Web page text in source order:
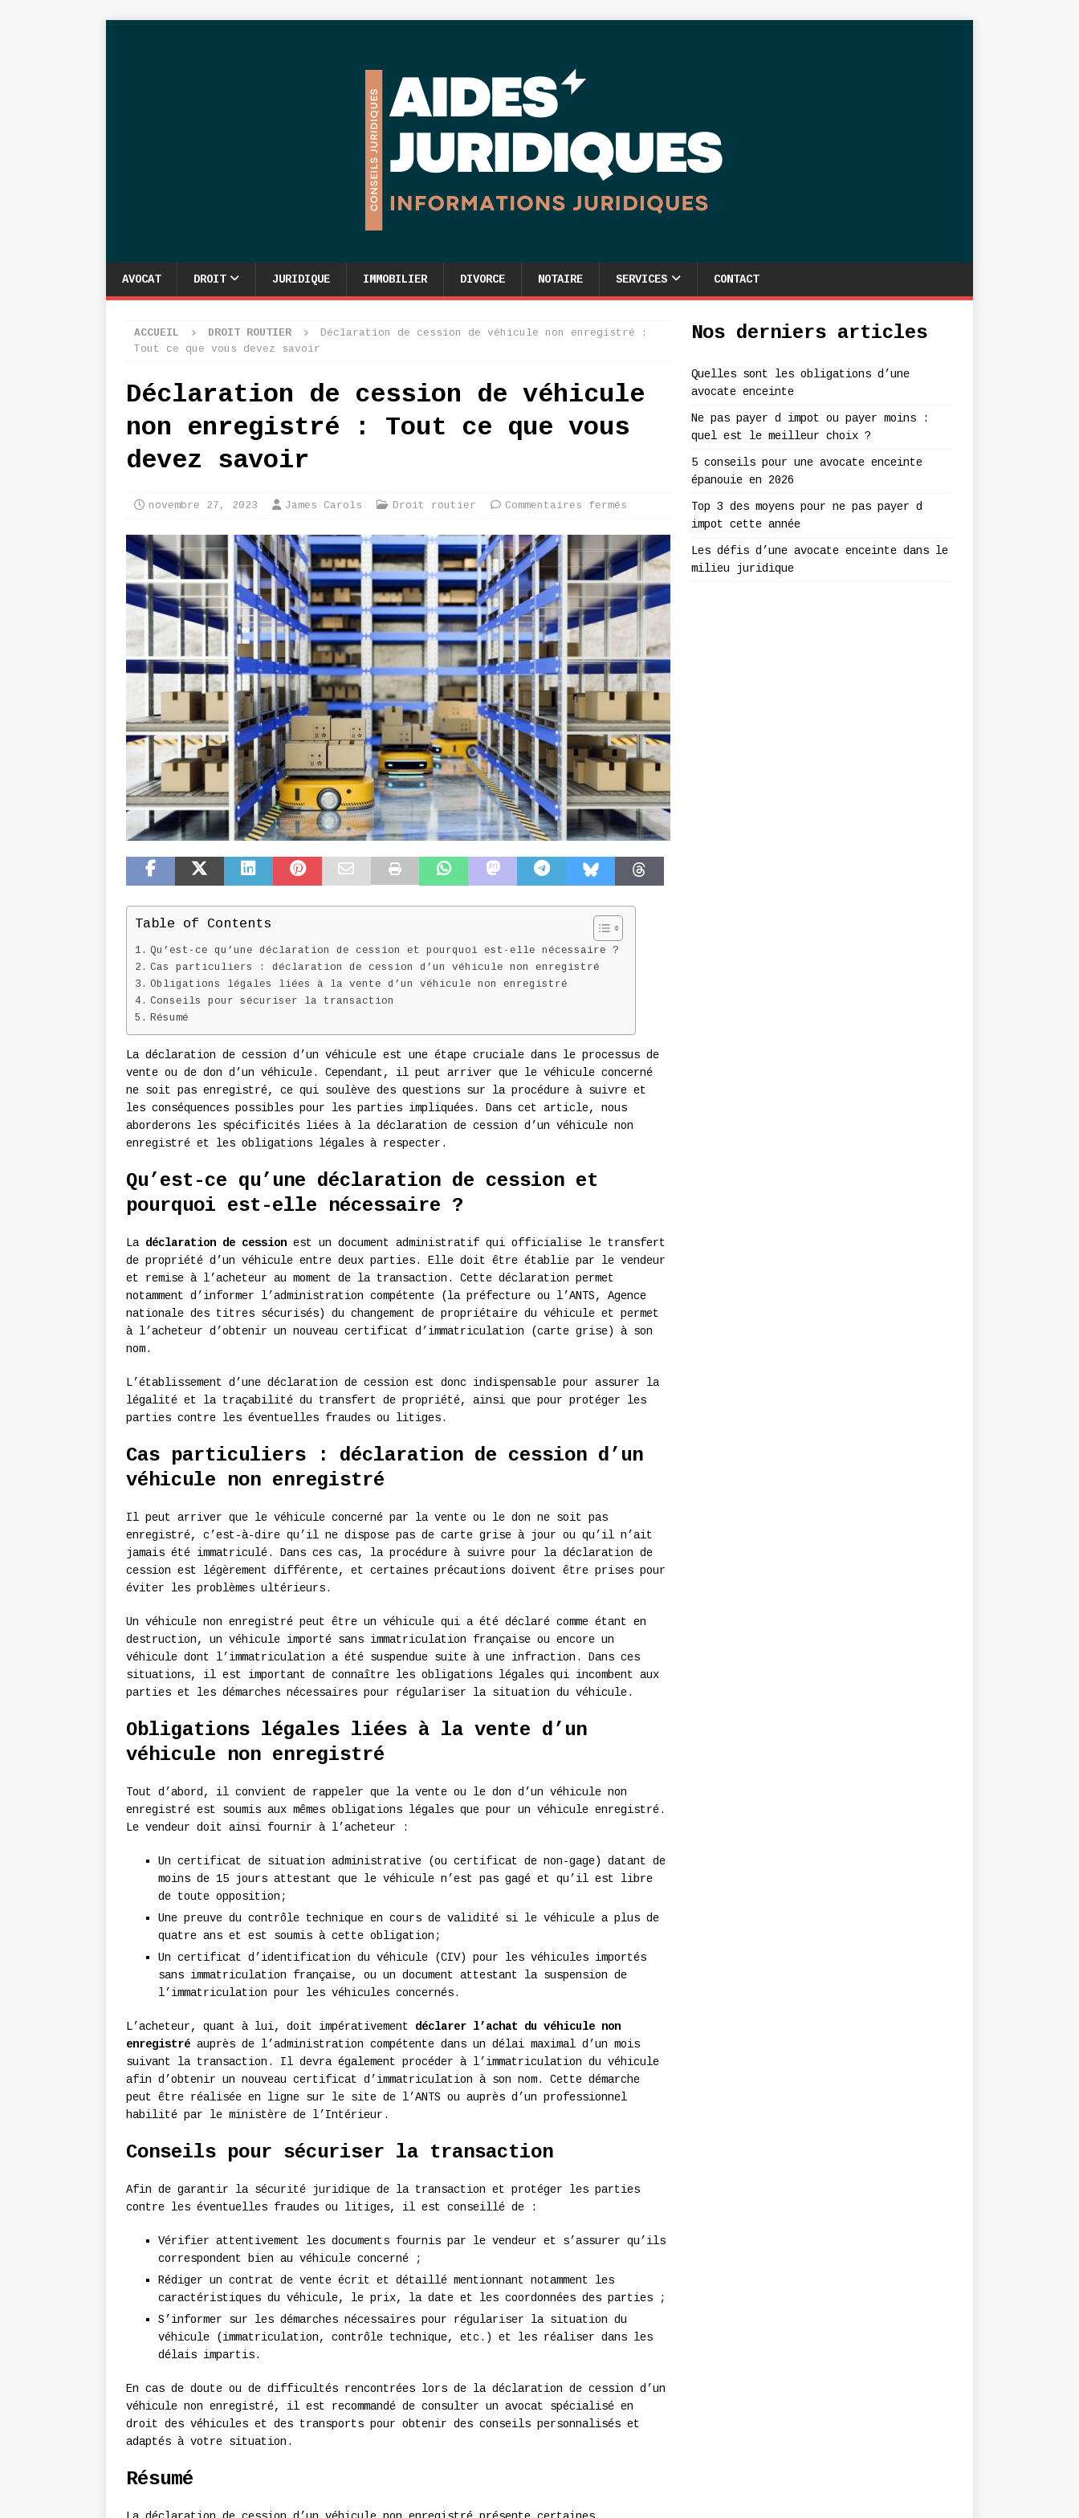
AVOCAT DROIT JURIDIQUE IMMOBILIER DIVORCE NOTAIRE SERVICES CONTACT
ACCUEIL DROIT ROUTIER
Déclaration de cession de véhicule non enregistré :
Tout ce que vous devez savoir
Déclaration de cession de véhicule
non enregistré : Tout ce que vous
devez savoir
novembre 27, 2023 James Carols Droit routier Commentaires fermés
Table of Contents
Qu’est-ce qu’une déclaration de cession et pourquoi est-elle nécessaire ?
Cas particuliers : déclaration de cession d’un véhicule non enregistré
Obligations légales liées à la vente d’un véhicule non enregistré
Conseils pour sécuriser la transaction
Résumé
La déclaration de cession d’un véhicule est une étape cruciale dans le processus de
vente ou de don d’un véhicule. Cependant, il peut arriver que le véhicule concerné
ne soit pas enregistré, ce qui soulève des questions sur la procédure à suivre et
les conséquences possibles pour les parties impliquées. Dans cet article, nous
aborderons les spécificités liées à la déclaration de cession d’un véhicule non
enregistré et les obligations légales à respecter.
Qu’est-ce qu’une déclaration de cession et
pourquoi est-elle nécessaire ?
La déclaration de cession est un document administratif qui officialise le transfert
de propriété d’un véhicule entre deux parties. Elle doit être établie par le vendeur
et remise à l’acheteur au moment de la transaction. Cette déclaration permet
notamment d’informer l’administration compétente (la préfecture ou l’ANTS, Agence
nationale des titres sécurisés) du changement de propriétaire du véhicule et permet
à l’acheteur d’obtenir un nouveau certificat d’immatriculation (carte grise) à son
nom.
L’établissement d’une déclaration de cession est donc indispensable pour assurer la
légalité et la traçabilité du transfert de propriété, ainsi que pour protéger les
parties contre les éventuelles fraudes ou litiges.
Cas particuliers : déclaration de cession d’un
véhicule non enregistré
Il peut arriver que le véhicule concerné par la vente ou le don ne soit pas
enregistré, c’est-à-dire qu’il ne dispose pas de carte grise à jour ou qu’il n’ait
jamais été immatriculé. Dans ces cas, la procédure à suivre pour la déclaration de
cession est légèrement différente, et certaines précautions doivent être prises pour
éviter les problèmes ultérieurs.
Un véhicule non enregistré peut être un véhicule qui a été déclaré comme étant en
destruction, un véhicule importé sans immatriculation française ou encore un
véhicule dont l’immatriculation a été suspendue suite à une infraction. Dans ces
situations, il est important de connaître les obligations légales qui incombent aux
parties et les démarches nécessaires pour régulariser la situation du véhicule.
Obligations légales liées à la vente d’un
véhicule non enregistré
Tout d’abord, il convient de rappeler que la vente ou le don d’un véhicule non
enregistré est soumis aux mêmes obligations légales que pour un véhicule enregistré.
Le vendeur doit ainsi fournir à l’acheteur :
Un certificat de situation administrative (ou certificat de non-gage) datant de
moins de 15 jours attestant que le véhicule n’est pas gagé et qu’il est libre
de toute opposition;
Une preuve du contrôle technique en cours de validité si le véhicule a plus de
quatre ans et est soumis à cette obligation;
Un certificat d’identification du véhicule (CIV) pour les véhicules importés
sans immatriculation française, ou un document attestant la suspension de
l’immatriculation pour les véhicules concernés.
L’acheteur, quant à lui, doit impérativement déclarer l’achat du véhicule non
enregistré auprès de l’administration compétente dans un délai maximal d’un mois
suivant la transaction. Il devra également procéder à l’immatriculation du véhicule
afin d’obtenir un nouveau certificat d’immatriculation à son nom. Cette démarche
peut être réalisée en ligne sur le site de l’ANTS ou auprès d’un professionnel
habilité par le ministère de l’Intérieur.
Conseils pour sécuriser la transaction
Afin de garantir la sécurité juridique de la transaction et protéger les parties
contre les éventuelles fraudes ou litiges, il est conseillé de :
Vérifier attentivement les documents fournis par le vendeur et s’assurer qu’ils
correspondent bien au véhicule concerné ;
Rédiger un contrat de vente écrit et détaillé mentionnant notamment les
caractéristiques du véhicule, le prix, la date et les coordonnées des parties ;
S’informer sur les démarches nécessaires pour régulariser la situation du
véhicule (immatriculation, contrôle technique, etc.) et les réaliser dans les
délais impartis.
En cas de doute ou de difficultés rencontrées lors de la déclaration de cession d’un
véhicule non enregistré, il est recommandé de consulter un avocat spécialisé en
droit des véhicules et des transports pour obtenir des conseils personnalisés et
adaptés à votre situation.
Résumé
Nos derniers articles
Quelles sont les obligations d’une
avocate enceinte
Ne pas payer d impot ou payer moins :
quel est le meilleur choix ?
5 conseils pour une avocate enceinte
épanouie en 2026
Top 3 des moyens pour ne pas payer d
impot cette année
Les défis d’une avocate enceinte dans le
milieu juridique